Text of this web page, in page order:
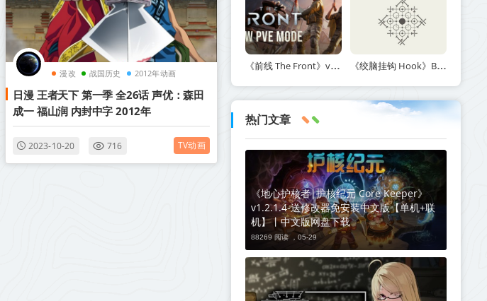
漫改 战国历史 2012年动画
日漫 王者天下 第一季 全26话 声优：森田
成一 福山润 内封中字 2012年
2023-10-20 716 TV动画
《前线 The Front》v1.5.7丨中文版网盘下载 《绞脑挂钩 Hook》Build.21678887-免安装中文版丨中文版网盘下载
热门文章
《地心护核者|护核纪元 Core Keeper》
v1.2.1.4-送修改器免安装中文版【单机+联
机】丨中文版网盘下载
88269 阅读 ， 05-29